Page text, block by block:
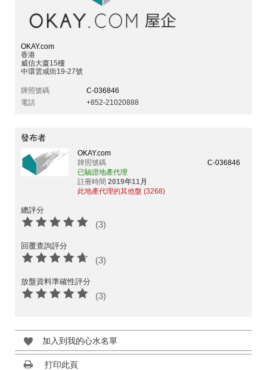
OKAY.com
香港
威信大廈15樓
中環雲咸街19-27號
牌照號碼
C-036846
電話
+852-21020888
發布者
OKAY.com
牌照號碼
C-036846
已驗證地產代理
註冊時間 2019年11月
此地產代理的其他盤 (3268)
總評分
(3)
回覆查詢評分
(3)
放盤資料準確性評分
(3)
加入到我的心水名單
打印此頁